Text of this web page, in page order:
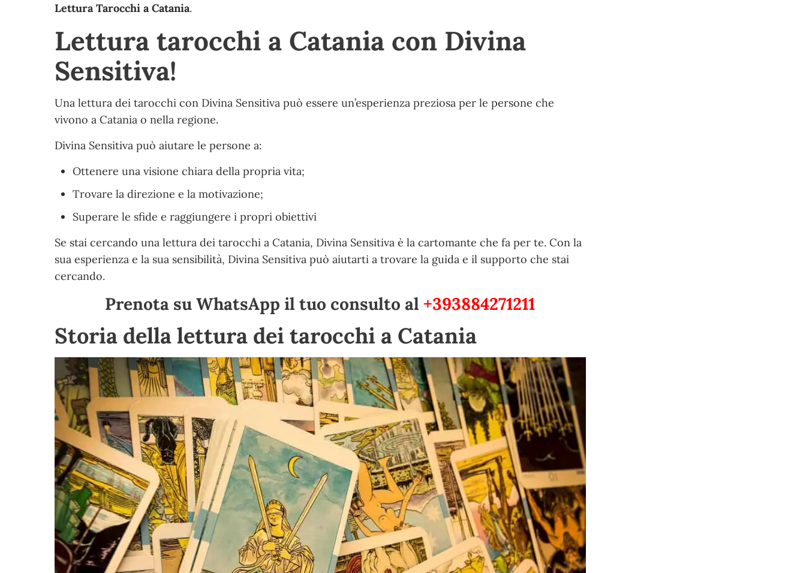
Lettura Tarocchi a Catania.
Lettura tarocchi a Catania con Divina
Sensitiva!
Una lettura dei tarocchi con Divina Sensitiva può essere un’esperienza preziosa per le persone che
vivono a Catania o nella regione.
Divina Sensitiva può aiutare le persone a:
Ottenere una visione chiara della propria vita;
Trovare la direzione e la motivazione;
Superare le sfide e raggiungere i propri obiettivi
Se stai cercando una lettura dei tarocchi a Catania, Divina Sensitiva è la cartomante che fa per te. Con la
sua esperienza e la sua sensibilità, Divina Sensitiva può aiutarti a trovare la guida e il supporto che stai
cercando.
Prenota su WhatsApp il tuo consulto al +393884271211
Storia della lettura dei tarocchi a Catania